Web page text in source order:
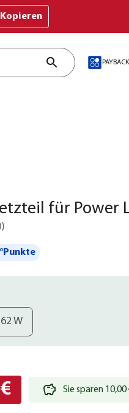
Kopieren
PAYBACK
für Power
)
62 W
Sie sparen 10,00